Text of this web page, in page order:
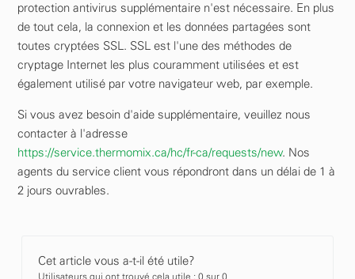
protection antivirus supplémentaire n'est nécessaire. En plus
de tout cela, la connexion et les données partagées sont
toutes cryptées SSL. SSL est l'une des méthodes de
cryptage Internet les plus couramment utilisées et est
également utilisé par votre navigateur web, par exemple.
Si vous avez besoin d'aide supplémentaire, veuillez nous
contacter à l'adresse
https://service.thermomix.ca/hc/fr-ca/requests/new. Nos
agents du service client vous répondront dans un délai de 1 à
2 jours ouvrables.
Cet article vous a-t-il été utile?
Utilisateurs qui ont trouvé cela utile : 0 sur 0